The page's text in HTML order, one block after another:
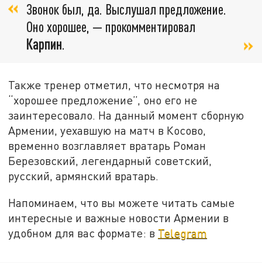
Звонок был, да. Выслушал предложение.
Оно хорошее, — прокомментировал
Карпин.
Также тренер отметил, что несмотря на
“хорошее предложение”, оно его не
заинтересовало. На данный момент сборную
Армении, уехавшую на матч в Косово,
временно возглавляет вратарь Роман
Березовский, легендарный советский,
русский, армянский вратарь.
Напоминаем, что вы можете читать самые
интересные и важные новости Армении в
удобном для вас формате: в Telegram